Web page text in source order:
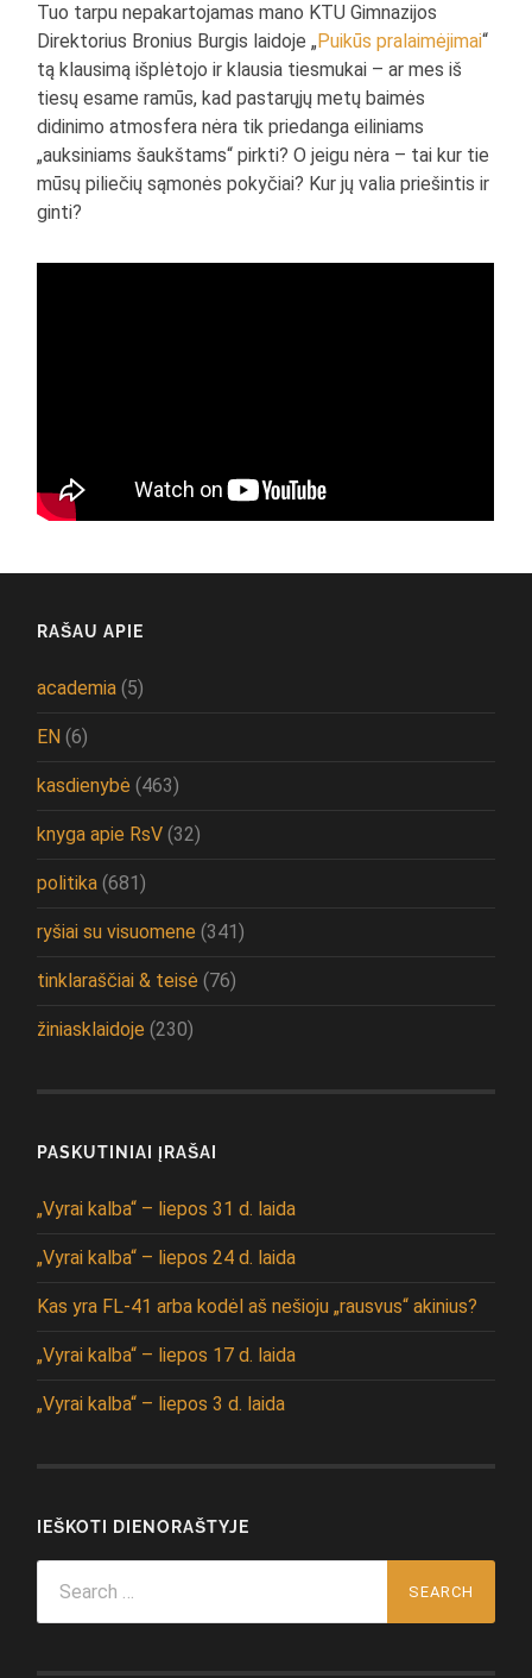
Tuo tarpu nepakartojamas mano KTU Gimnazijos
Direktorius Bronius Burgis laidoje „Puikūs pralaimėjimai“
tą klausimą išplėtojo ir klausia tiesmukai – ar mes iš
tiesų esame ramūs, kad pastarųjų metų baimės
didinimo atmosfera nėra tik priedanga eiliniams
„auksiniams šaukštams“ pirkti? O jeigu nėra – tai kur tie
mūsų piliečių sąmonės pokyčiai? Kur jų valia priešintis ir
ginti?
RAŠAU APIE
academia (5)
EN (6)
kasdienybė (463)
knyga apie RsV (32)
politika (681)
ryšiai su visuomene (341)
tinklaraščiai & teisė (76)
žiniasklaidoje (230)
PASKUTINIAI ĮRAŠAI
„Vyrai kalba“ – liepos 31 d. laida
„Vyrai kalba“ – liepos 24 d. laida
Kas yra FL-41 arba kodėl aš nešioju „rausvus“ akinius?
„Vyrai kalba“ – liepos 17 d. laida
„Vyrai kalba“ – liepos 3 d. laida
IEŠKOTI DIENORAŠTYJE
for: